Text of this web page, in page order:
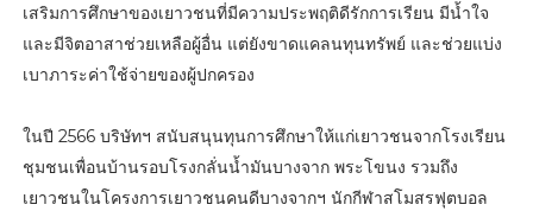
เสริมการศึกษาของเยาวชนที่มีความประพฤติดีรักการเรียน มีน้ำใจ
และมีจิตอาสาช่วยเหลือผู้อื่น แต่ยังขาดแคลนทุนทรัพย์ และช่วยแบ่ง
เบาภาระค่าใช้จ่ายของผู้ปกครอง
ในปี 2566 บริษัทฯ สนับสนุนทุนการศึกษาให้แก่เยาวชนจากโรงเรียน
ชุมชนเพื่อนบ้านรอบโรงกลั่นน้ำมันบางจาก พระโขนง รวมถึง
เยาวชนในโครงการเยาวชนคนดีบางจากฯ นักกีฬาสโมสรฟุตบอล